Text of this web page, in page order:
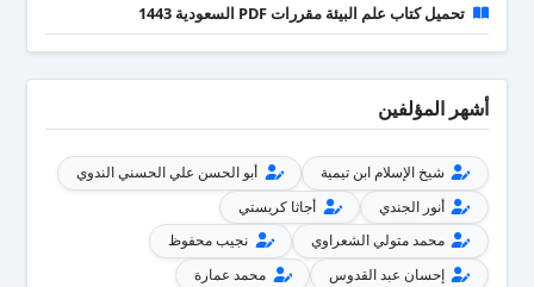
تحميل كتاب علم البيئة مقررات PDF السعودية 1443
أشهر المؤلفين
شيخ الإسلام ابن تيمية
أبو الحسن علي الحسني الندوي
أنور الجندي
أجاثا كريستي
محمد متولي الشعراوي
نجيب محفوظ
إحسان عبد القدوس
محمد عمارة